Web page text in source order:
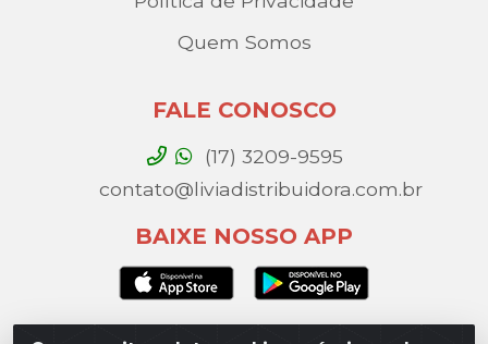
Quem Somos
FALE CONOSCO
(17) 3209-9595
contato@liviadistribuidora.com.br
BAIXE NOSSO APP